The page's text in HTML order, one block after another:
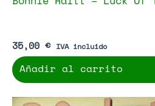
35,00 € IVA incluido
Añadir al carrito